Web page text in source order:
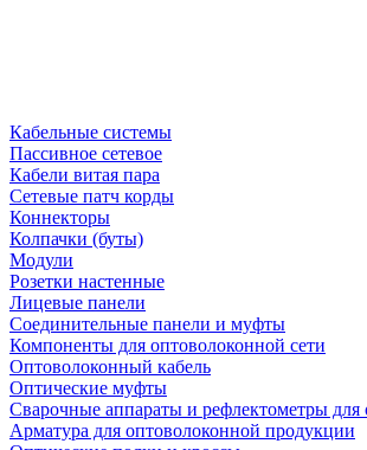
Кабельные системы
Пассивное сетевое
Кабели витая пара
Сетевые патч корды
Коннекторы
Колпачки (буты)
Модули
Розетки настенные
Лицевые панели
Соединительные панели и муфты
Компоненты для оптоволоконной сети
Оптоволоконный кабель
Оптические муфты
Сварочные аппараты и рефлектометры для
Арматура для оптоволоконной продукции